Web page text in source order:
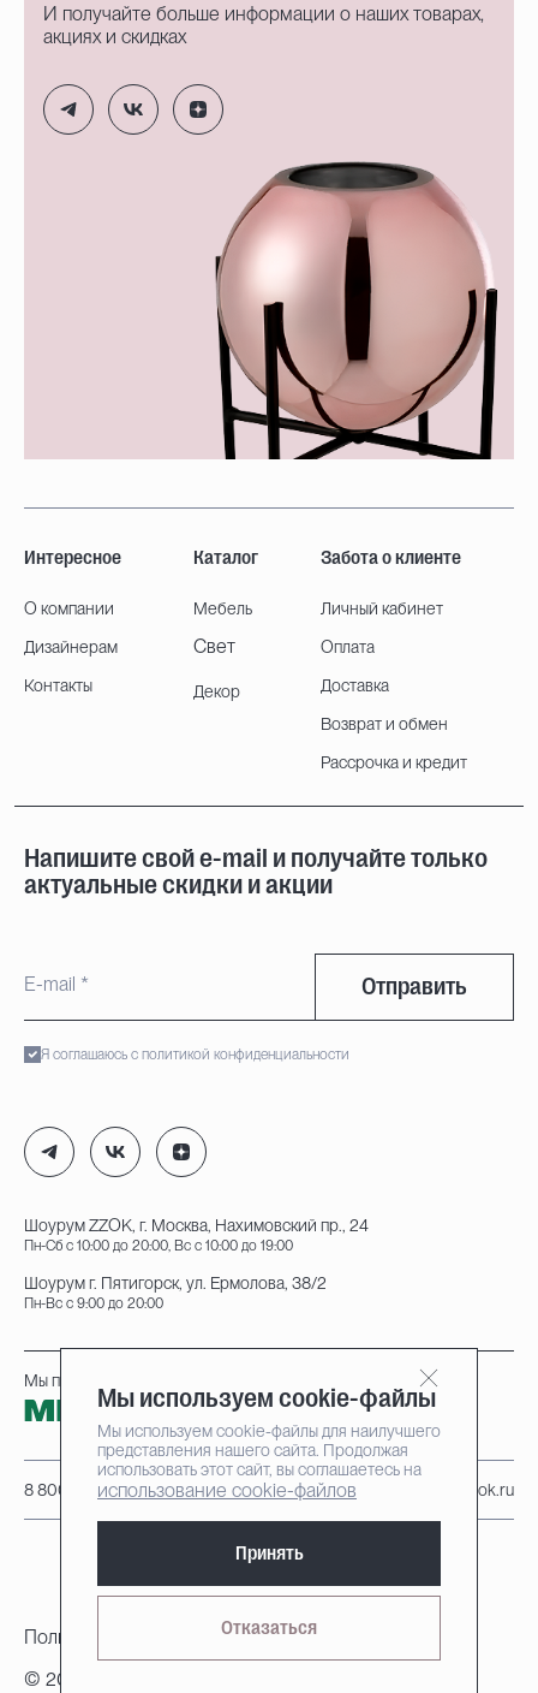
И получайте больше информации о наших товарах,
акциях и скидках
Интересное
О компании
Дизайнерам
Контакты
Каталог
Мебель
Свет
Декор
Забота о клиенте
Личный кабинет
Оплата
Доставка
Возврат и обмен
Рассрочка и кредит
Напишите свой e-mail и получайте только
актуальные скидки и акции
Отправить
Я соглашаюсь с политикой конфиденциальности
Шоурум ZZOK, г. Москва, Нахимовский пр., 24
Пн-Сб с 10:00 до 20:00, Вс с 10:00 до 19:00
Шоурум г. Пятигорск, ул. Ермолова, 38/2
Пн-Вс с 9:00 до 20:00
8 800 222-95-25 info@zzok.ru
Мы принимаем к оплате:
© 2010-2026, ZZOK
Политика конфиденциальности
Мы используем cookie-файлы
Мы используем cookie-файлы для наилучшего
представления нашего сайта. Продолжая
использовать этот сайт, вы соглашаетесь на
использование cookie-файлов
Принять
Отказаться